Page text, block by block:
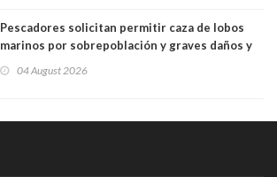
Pescadores solicitan permitir caza de lobos
marinos por sobrepoblación y graves daños y
04 August 2026